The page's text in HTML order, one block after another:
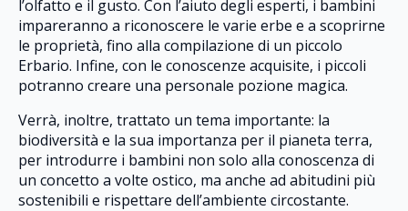
l’olfatto e il gusto. Con l’aiuto degli esperti, i bambini
impareranno a riconoscere le varie erbe e a scoprirne
le proprietà, fino alla compilazione di un piccolo
Erbario. Infine, con le conoscenze acquisite, i piccoli
potranno creare una personale pozione magica.
Verrà, inoltre, trattato un tema importante: la
biodiversità e la sua importanza per il pianeta terra,
per introdurre i bambini non solo alla conoscenza di
un concetto a volte ostico, ma anche ad abitudini più
sostenibili e rispettare dell’ambiente circostante.